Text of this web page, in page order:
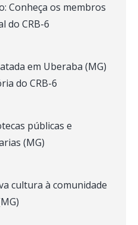
Conheça os membros
do CRB-6
em Uberaba (MG)
do CRB-6
públicas e
(MG)
cultura à comunidade